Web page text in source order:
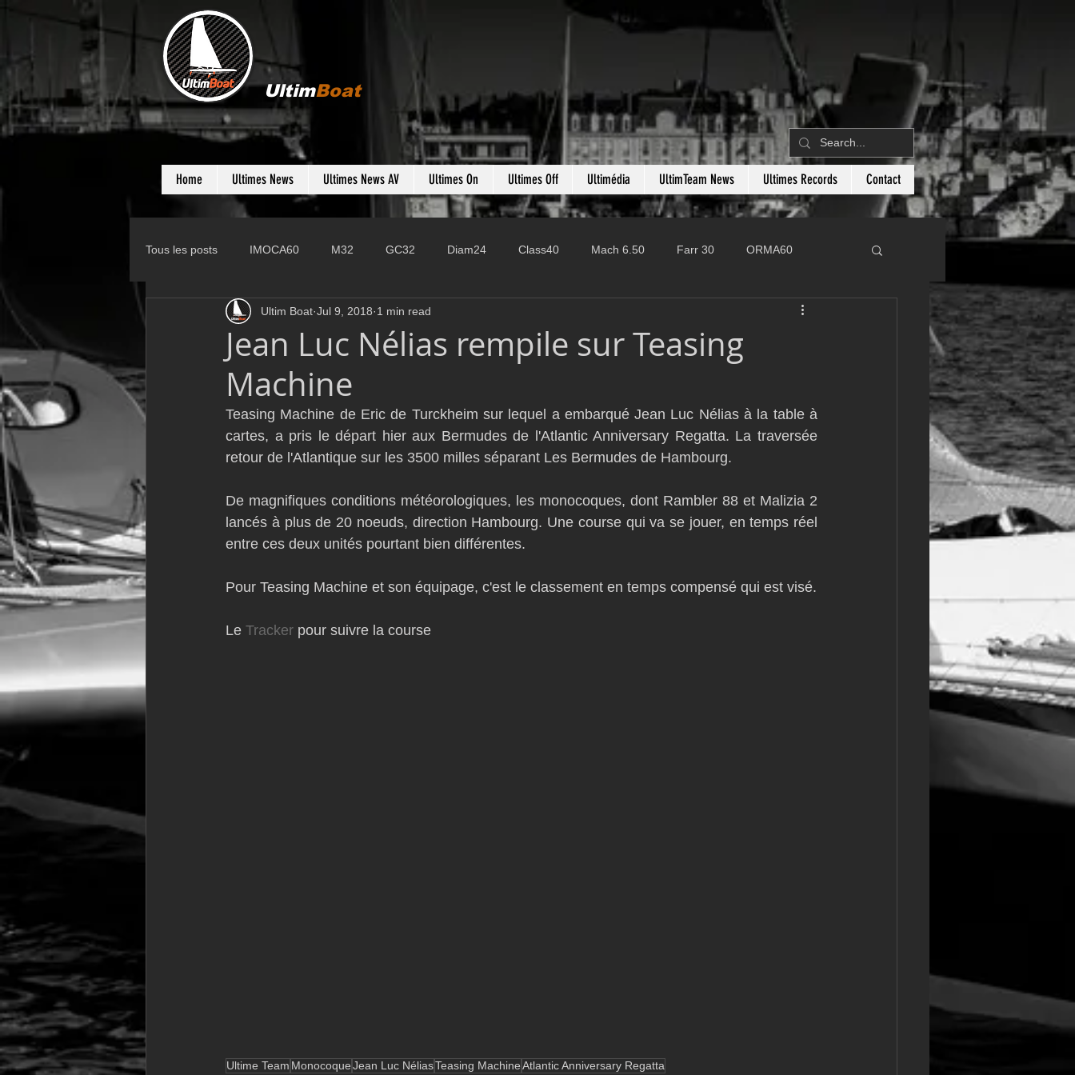
UltimBoat
Home Ultimes News Ultimes News AV Ultimes On Ultimes Off Ultimédia UltimTeam News Ultimes Records Contact
Tous les posts IMOCA60 M32 GC32 Diam24 Class40 Mach 6.50 Farr 30 ORMA60
D35 Farr 280 Fast 40
Class Rhum JMD54
TF35 Business AC75 Open 7.50
Jean Luc Nélias rempile sur Teasing
Machine
Ultim Boat Jul 9, 2018 1 min read
Teasing Machine de Eric de Turckheim sur lequel a embarqué Jean Luc Nélias à la table à
cartes, a pris le départ hier aux Bermudes de l'Atlantic Anniversary Regatta. La traversée
retour de l'Atlantique sur les 3500 milles séparant Les Bermudes de Hambourg.
De magnifiques conditions météorologiques, les monocoques, dont Rambler 88 et Malizia 2
lancés à plus de 20 noeuds, direction Hambourg. Une course qui va se jouer, en temps réel
entre ces deux unités pourtant bien différentes.
Pour Teasing Machine et son équipage, c'est le classement en temps compensé qui est visé.
Le Tracker pour suivre la course
Ultime Team MonocoqueJean Luc NéliasTeasing MachineAtlantic Anniversary Regatta